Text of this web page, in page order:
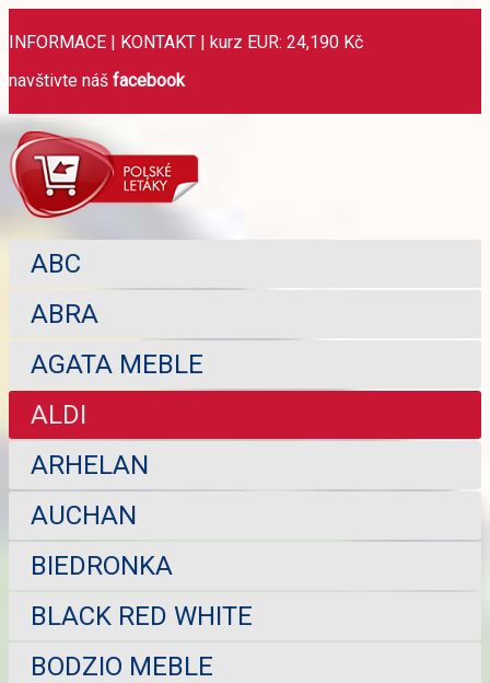
INFORMACE | KONTAKT | kurz EUR: 24,190 Kč
navštivte náš facebook
ABC
ABRA
AGATA MEBLE
ALDI
ARHELAN
AUCHAN
BIEDRONKA
BLACK RED WHITE
BODZIO MEBLE